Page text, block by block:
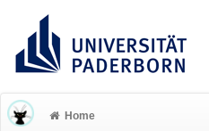
Home